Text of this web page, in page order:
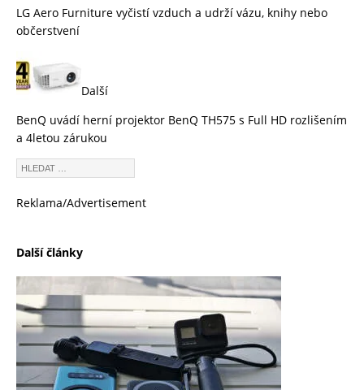
LG Aero Furniture vyčistí vzduch a udrží vázu, knihy nebo
občerstvení
Další
BenQ uvádí herní projektor BenQ TH575 s Full HD rozlišením
a 4letou zárukou
Reklama/Advertisement
Další články